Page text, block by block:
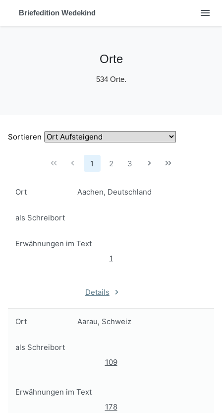
Briefedition Wedekind menu
Orte
534 Orte.
Sortieren
1 2 3
Ort Aachen, Deutschland
als Schreibort
Erwähnungen im Text
1
Details
Ort Aarau, Schweiz
als Schreibort
109
Erwähnungen im Text
178